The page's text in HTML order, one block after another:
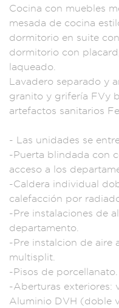
Cocina con muebles
mesada de cocina
dormitorio en suite
dormitorio con
laqueado
Lavadero separado y
granito y grifería FVy
artefactos sanitarios
- Las unidades se e
-Puerta blindada con
acceso a los
-Caldera individual do
cal efacción por radia
-Pre instalaciones de a
departamento.
-Pre instalcion de aire
multisplit.
-Pisos de porcell anato.
-Aberturas exteriores:
Aluminio DVH (doble